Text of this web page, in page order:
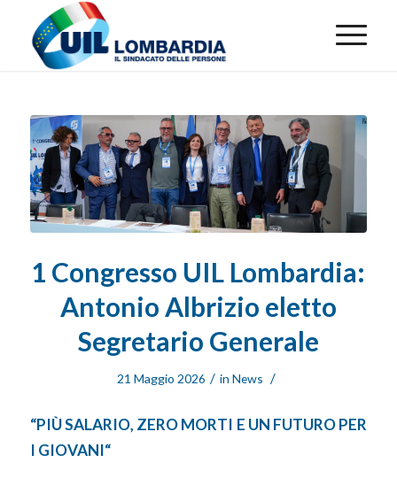
1 Congresso UIL Lombardia:
Antonio Albrizio eletto
Segretario Generale
21 Maggio 2026 / in News /
“PIÙ SALARIO, ZERO MORTI E UN FUTURO PER
I GIOVANI“